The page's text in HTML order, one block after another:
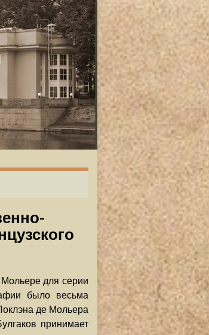
Мольере для серии
было весьма
де Мольера
принимает